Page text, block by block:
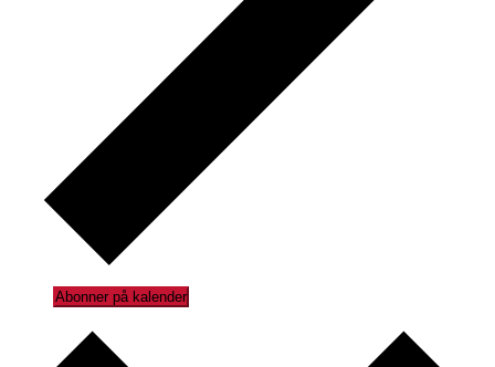
Abonner på kalender